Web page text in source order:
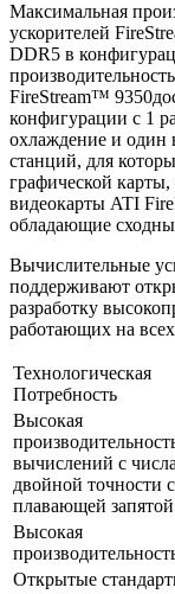
Максимальная
ускорителей
DDR5 в
FireStream™
конфигурации с 1
охлаждение и один
станций, для
графической
видеокарты ATI
обладающие
Вычислительные
поддерживают
разработку
работающих на
Технологическая
Потребность
Высокая
вычислений с
двойной точности с
плавающей запятой
Высокая
Открытые